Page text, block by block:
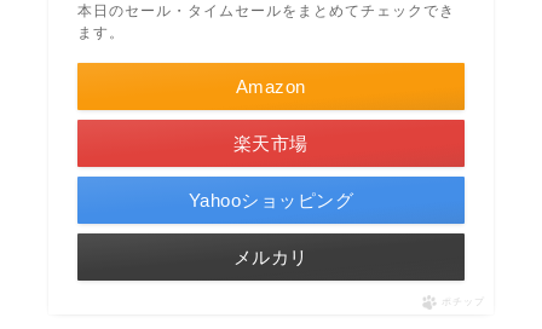
本日のセール・タイムセールをまとめてチェックでき
ます。
Amazon
楽天市場
Yahooショッピング
メルカリ
ポチップ